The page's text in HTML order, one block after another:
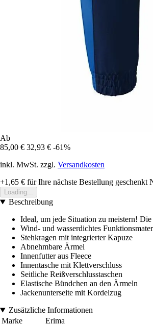
Ab
85,00 € 32,93 € -61%
inkl. MwSt. zzgl. Versandkosten
+1,65 € für Ihre nächste Bestellung geschenkt
Loading...
Beschreibung
Ideal, um jede Situation zu meistern!
Wind- und wasserdichtes
Stehkragen mit integrierter Kapuze
Abnehmbare Ärmel
Innenfutter aus Fleece
Innentasche mit Klettverschluss
Seitliche Reißverschlusstaschen
Elastische Bündchen an den Ärmeln
Jackenunterseite mit Kordelzug
Zusätzliche Informationen
Marke
Erima